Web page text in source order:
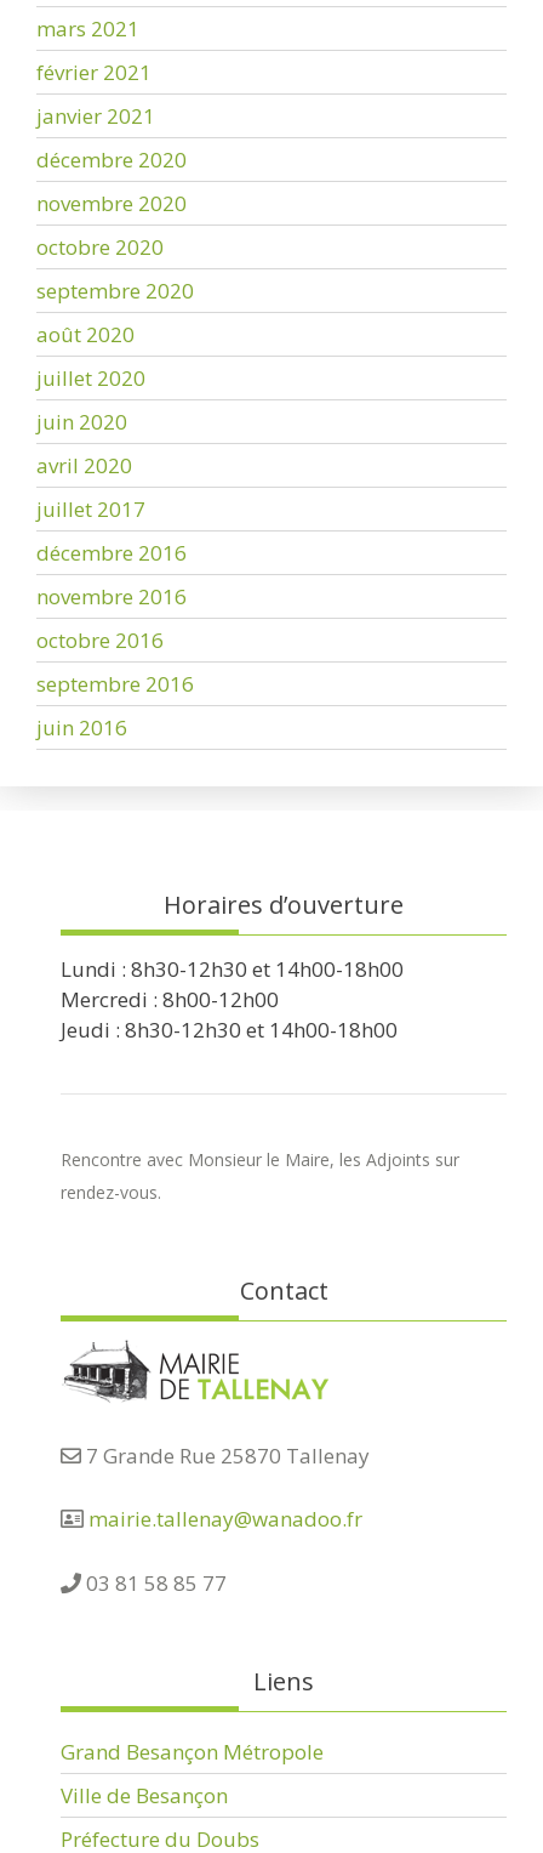
mars 2021
février 2021
janvier 2021
décembre 2020
novembre 2020
octobre 2020
septembre 2020
août 2020
juillet 2020
juin 2020
avril 2020
juillet 2017
décembre 2016
novembre 2016
octobre 2016
septembre 2016
juin 2016
Horaires d’ouverture
Lundi : 8h30-12h30 et 14h00-18h00
Mercredi : 8h00-12h00
Jeudi : 8h30-12h30 et 14h00-18h00
Rencontre avec Monsieur le Maire, les Adjoints sur
rendez-vous.
Contact
7 Grande Rue 25870 Tallenay
mairie.tallenay@wanadoo.fr
03 81 58 85 77
Liens
Grand Besançon Métropole
Ville de Besançon
Préfecture du Doubs